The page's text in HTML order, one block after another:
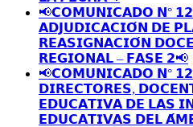
📢𝗖𝗢𝗠𝗨𝗡𝗜𝗖𝗔𝗗𝗢 𝗡°
𝗔𝗗𝗝𝗨𝗗𝗜𝗖𝗔𝗖𝗜𝗢́𝗡 𝗗𝗘
𝗥𝗘𝗔𝗦𝗜𝗚𝗡𝗔𝗖𝗜𝗢́𝗡
𝗥𝗘𝗚𝗜𝗢𝗡𝗔𝗟 – 𝗙𝗔𝗦𝗘 𝟮📢
📢𝗖𝗢𝗠𝗨𝗡𝗜𝗖𝗔𝗗𝗢 𝗡°
𝗗𝗜𝗥𝗘𝗖𝗧𝗢𝗥𝗘𝗦,
𝗘𝗗𝗨𝗖𝗔𝗧𝗜𝗩𝗔 𝗗𝗘 𝗟𝗔𝗦
𝗘𝗗𝗨𝗖𝗔𝗧𝗜𝗩𝗔𝗦 𝗗𝗘𝗟